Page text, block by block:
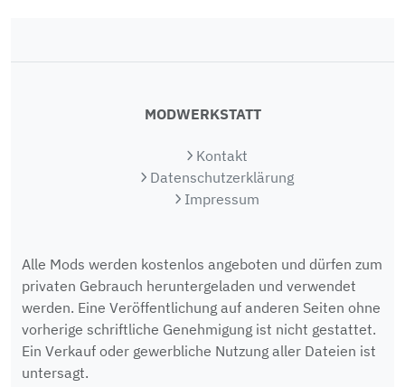
MODWERKSTATT
Kontakt
Datenschutzerklärung
Impressum
Alle Mods werden kostenlos angeboten und dürfen zum
privaten Gebrauch heruntergeladen und verwendet
werden. Eine Veröffentlichung auf anderen Seiten ohne
vorherige schriftliche Genehmigung ist nicht gestattet.
Ein Verkauf oder gewerbliche Nutzung aller Dateien ist
untersagt.